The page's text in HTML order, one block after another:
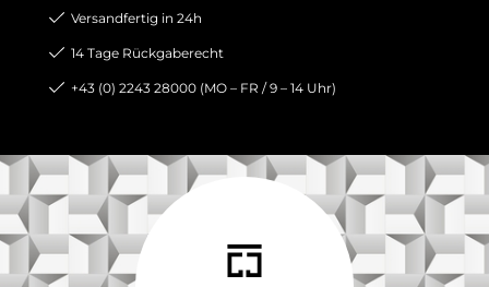
Versandfertig in 24h
14 Tage Rückgaberecht
+43 (0) 2243 28000 (MO – FR / 9 – 14 Uhr)